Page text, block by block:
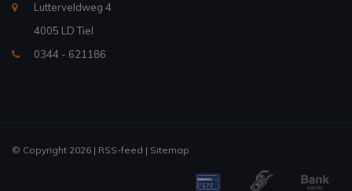
Lutterveldweg 4
4005 LD Tiel
0344 - 621186
© Copyright 2026 | RSS-feed | Sitemap